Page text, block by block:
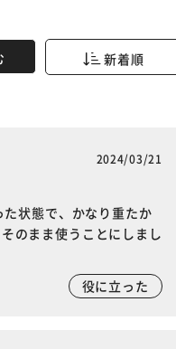
新着順
2024/03/21
状態で、かなり重たか
のまま使うことにしまし
役に立った